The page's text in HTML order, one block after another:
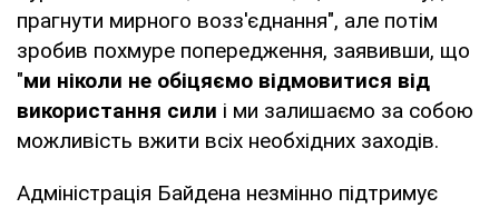
прагнути мирного возз'єднання", але потім
зробив похмуре попередження, заявивши, що
"ми ніколи не обіцяємо відмовитися від
використання сили і ми залишаємо за собою
можливість вжити всіх необхідних заходів.
Адміністрація Байдена незмінно підтримує